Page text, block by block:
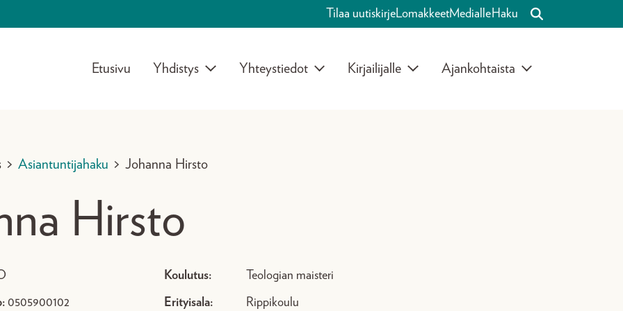
Tilaa uutiskirjeLomakkeetMedialleHaku
Etusivu Yhdistys Yhteystiedot Kirjailijalle Ajankohtaista
> Asiantuntijahaku > Johanna Hirsto
Hirsto
0505900102
Koulutus: Teologian maisteri
Erityisala: Rippikoulu